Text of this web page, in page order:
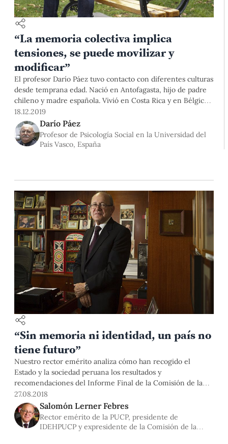
“La memoria colectiva implica
tensiones, se puede movilizar y
modificar”
El profesor Darío Páez tuvo contacto con diferentes culturas
desde temprana edad. Nació en Antofagasta, hijo de padre
chileno y madre española. Vivió en Costa Rica y en Bélgica,
donde tuvo una formación francófona, y ahora vive en
España. El especialista, quien fue reconocido por el
Departamento de Psicología como profesor honorario,
conversó con nosotros sobre el trabajo que ha venido
18.12.2019
Darío Páez
Profesor de Psicología Social en la Universidad del
País Vasco, España
“Sin memoria ni identidad, un país no
tiene futuro”
Nuestro rector emérito analiza cómo han recogido el
Estado y la sociedad peruana los resultados y
recomendaciones del Informe Final de la Comisión de la
Verdad y Reconciliación que, precisamente, él presidió.
27.08.2018
Salomón Lerner Febres
Rector emérito de la PUCP, presidente de
IDEHPUCP y expresidente de la Comisión de la